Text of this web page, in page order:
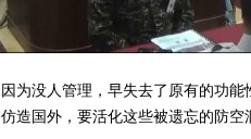
为没人管理，早失去了原有的功
造国外，要活化这些被遗忘的防空